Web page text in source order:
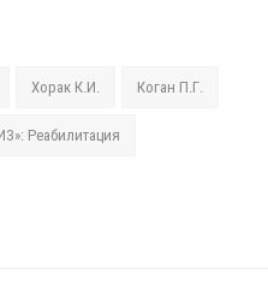
Хорак К.И. Коган П.Г.
Реабилитация